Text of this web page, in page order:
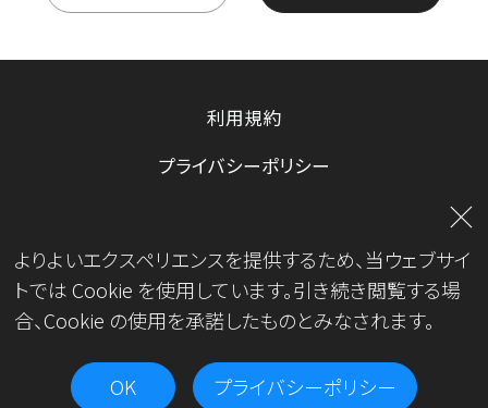
利用規約
プライバシーポリシー
運営会社
Copyright© JKA.All Rights Reserved.
よりよいエクスペリエンスを提供するため、当ウェブサイ
トでは Cookie を使用しています。引き続き閲覧する場
合、Cookie の使用を承諾したものとみなされます。
OK プライバシーポリシー